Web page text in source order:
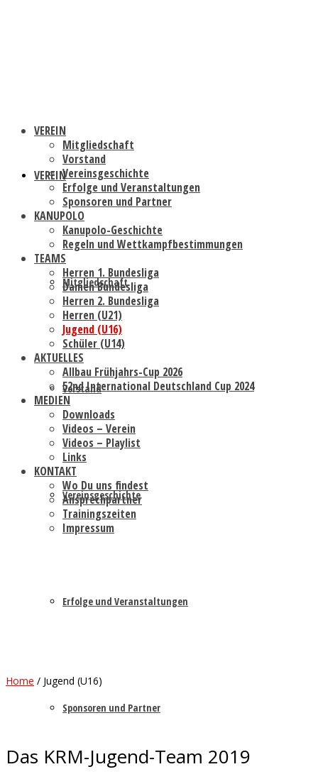
VEREIN
Mitgliedschaft
Vorstand
Vereinsgeschichte
Erfolge und Veranstaltungen
Sponsoren und Partner
VEREIN
Mitgliedschaft
Vorstand
Vereinsgeschichte
Erfolge und Veranstaltungen
Sponsoren und Partner
KANUPOLO
Kanupolo-Geschichte
Regeln und Wettkampfbestimmungen
TEAMS
Herren 1. Bundesliga
Damen Bundesliga
Herren 2. Bundesliga
Herren (U21)
Jugend (U16)
Schüler (U14)
AKTUELLES
Allbau Frühjahrs-Cup 2026
52nd International Deutschland Cup 2024
MEDIEN
Downloads
Videos – Verein
Videos – Playlist
Links
KONTAKT
Wo Du uns findest
Ansprechpartner
Trainingszeiten
Impressum
Home / Jugend (U16)
Das KRM-Jugend-Team 2019